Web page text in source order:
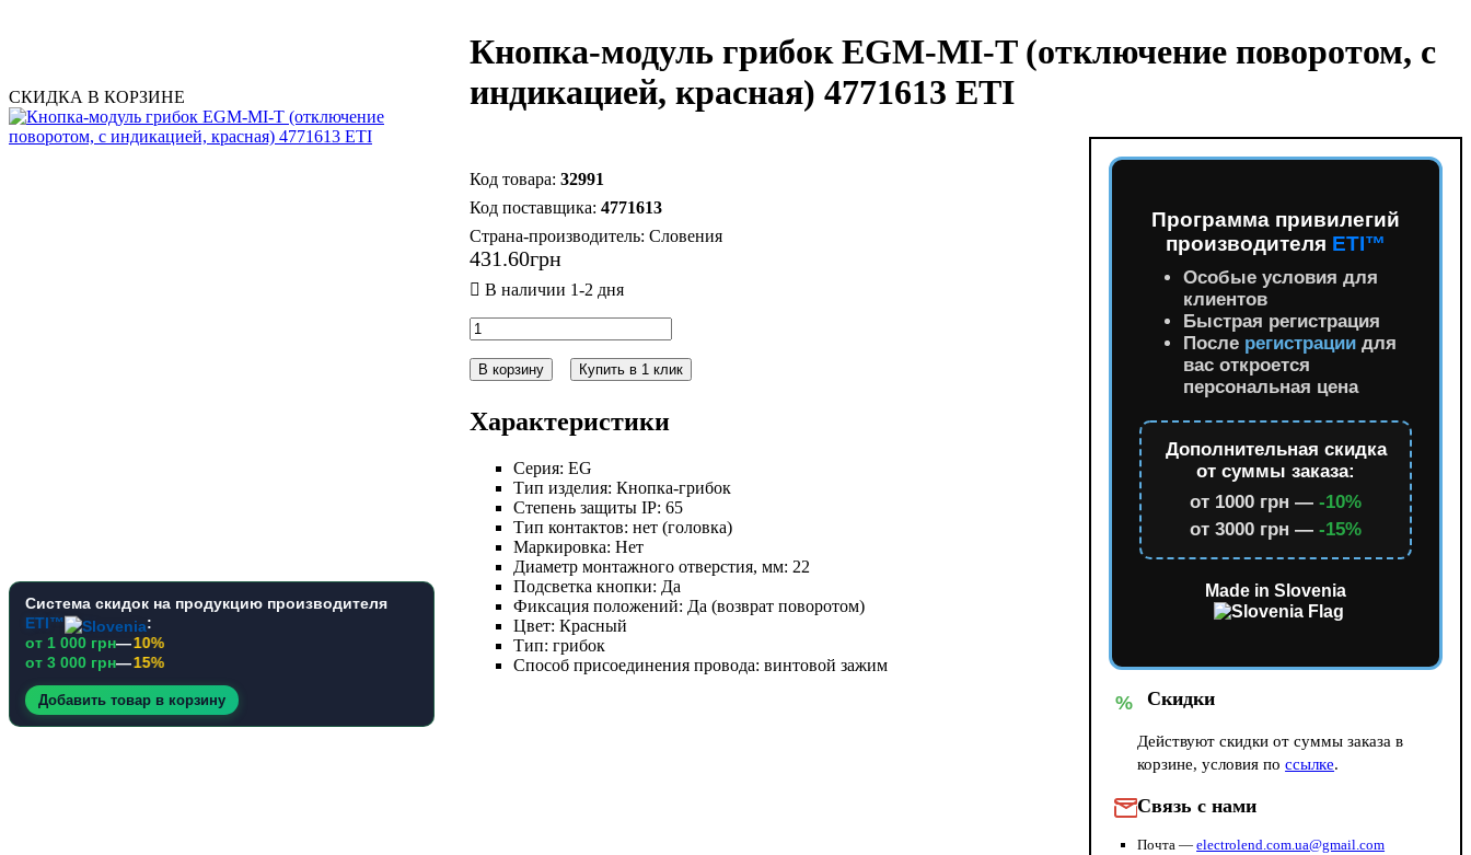
СКИДКА В КОРЗИНЕ
Система скидок на продукцию производителя
ETI™
:
от 1 000 грн—10%
от 3 000 грн—15%
Добавить товар в корзину
Кнопка-модуль грибок EGM-MI-T (отключение поворотом, с
индикацией, красная) 4771613 ETI
32991
4771613
Страна-производитель: Словения
431.60грн
В корзину Купить в 1 клик
Характеристики
Серия: EG
Тип изделия: Кнопка-грибок
Степень защиты IP: 65
Тип контактов: нет (головка)
Маркировка: Нет
Диаметр монтажного отверстия, мм: 22
Подсветка кнопки: Да
Фиксация положений: Да (возврат поворотом)
Цвет: Красный
Тип: грибок
Способ присоединения провода: винтовой зажим
Программа привилегий
производителя ETI™
Особые условия для
клиентов
Быстрая регистрация
После регистрациидля
вас откроется
персональная цена
Дополнительная скидка
от суммы заказа:
от 1000 грн —-10%
от 3000 грн —-15%
Made in Slovenia
% Скидки
Действуют скидки от суммы заказа в
корзине, условия поссылке.
Связь с нами
Почта —electrolend.com.ua@gmail.com